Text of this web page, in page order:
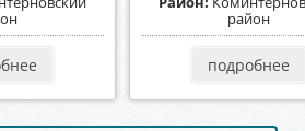
район
подробнее